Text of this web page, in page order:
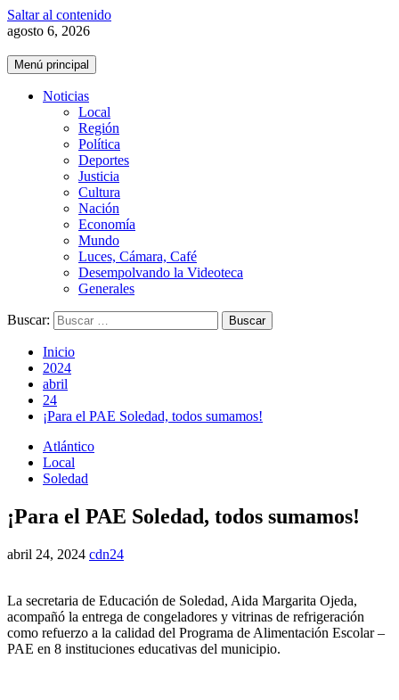
Saltar al contenido
agosto 6, 2026
Menú principal
Noticias
Local
Región
Política
Deportes
Justicia
Cultura
Nación
Economía
Mundo
Luces, Cámara, Café
Desempolvando la Videoteca
Generales
Buscar:
Inicio
2024
abril
24
¡Para el PAE Soledad, todos sumamos!
Atlántico
Local
Soledad
¡Para el PAE Soledad, todos sumamos!
abril 24, 2024 cdn24
La secretaria de Educación de Soledad, Aida Margarita Ojeda,
acompañó la entrega de congeladores y vitrinas de refrigeración
como refuerzo a la calidad del Programa de Alimentación Escolar –
PAE en 8 instituciones educativas del municipio.